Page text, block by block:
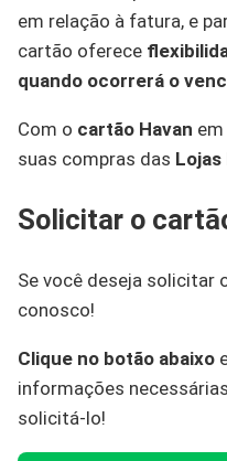
em relação à fatura, e
cartão oferece
quando ocorrerá o
Com o cartão Havan
suas compras das Lojas
Solicitar o
Se você deseja solicitar
conosco!
Clique no botão abaixo
informações
solicitá-lo!